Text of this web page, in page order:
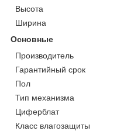
Высота
Ширина
Основные
Производитель
Гарантийный срок
Пол
Тип механизма
Циферблат
Класс влагозащиты